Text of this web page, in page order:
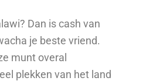
Dan is cash van
je beste vriend.
munt overal
plekken van het land